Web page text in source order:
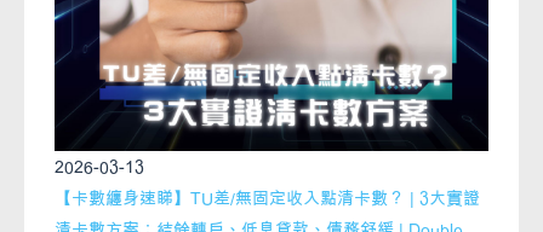
2026-03-13
【卡數纏身速睇】TU差/無固定收入點清卡數？ | 3大實證